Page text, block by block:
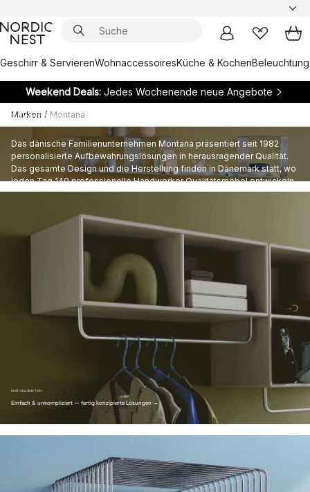
Geschirr & ServierenWohnaccessoiresKüche & KochenBeleuchtung
Weekend Deals:Jedes Wochenende neue Angebote
Marken / Montana
Montana
Das dänische Familienunternehmen Montana präsentiert seit 1982
personalisierte Aufbewahrungslösungen in herausragender Qualität.
Das gesamte Design und die Herstellung finden in Dänemark statt, wo
jeden Tag 140 professionelle Handwerker Qualitätsmöbel entwickeln,
die ein Leben lang halten.
MONTANA SELECTION
Einfach & unkompliziert – fertig konzipierte Lösungen →